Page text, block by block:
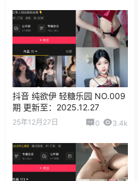
抖音 纯欲伊 轻糖乐园 NO.009
期 更新至：2025.12.27
25年12月27日 0 3.4k